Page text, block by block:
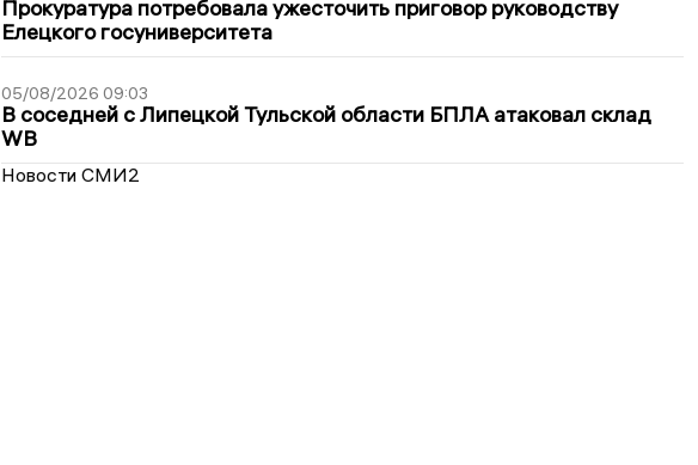
Прокуратура потребовала ужесточить приговор руководству
Елецкого госуниверситета
05/08/2026 09:03
В соседней с Липецкой Тульской области БПЛА атаковал склад
WB
Новости СМИ2